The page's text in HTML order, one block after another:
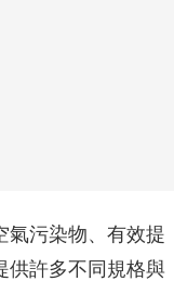
氣污染物、有效提
供許多不同規格與